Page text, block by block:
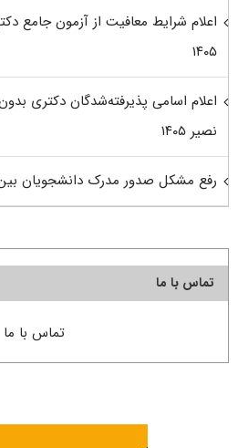
اعلام شرایط معافیت از آزمون جامع
۱۴۰۵
اعلام اسامی پذیرفته‌شدگان دکتری
نصیر ۱۴۰۵
رفع مشکل صدور مدرک دانشجویان بین
تماس با ما
تماس با ما